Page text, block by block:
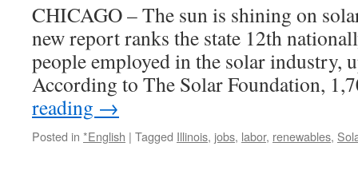
CHICAGO – The sun is shining on
new report ranks the state 12th
people employed in the solar industry,
According to The Solar Foundation,
reading →
Posted in *English | Tagged Illinois, jobs, labor, renewables,